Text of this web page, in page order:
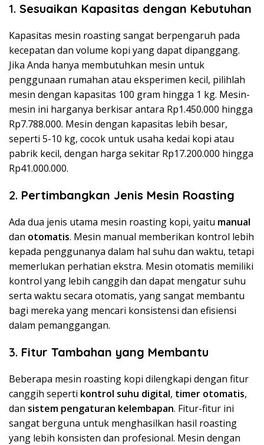
1. Sesuaikan Kapasitas dengan Kebutuhan
Kapasitas mesin roasting sangat berpengaruh pada
kecepatan dan volume kopi yang dapat dipanggang.
Jika Anda hanya membutuhkan mesin untuk
penggunaan rumahan atau eksperimen kecil, pilihlah
mesin dengan kapasitas 100 gram hingga 1 kg. Mesin-
mesin ini harganya berkisar antara Rp1.450.000 hingga
Rp7.788.000. Mesin dengan kapasitas lebih besar,
seperti 5-10 kg, cocok untuk usaha kedai kopi atau
pabrik kecil, dengan harga sekitar Rp17.200.000 hingga
Rp41.000.000.
2. Pertimbangkan Jenis Mesin Roasting
Ada dua jenis utama mesin roasting kopi, yaitu manual
dan otomatis. Mesin manual memberikan kontrol lebih
kepada penggunanya dalam hal suhu dan waktu, tetapi
memerlukan perhatian ekstra. Mesin otomatis memiliki
kontrol yang lebih canggih dan dapat mengatur suhu
serta waktu secara otomatis, yang sangat membantu
bagi mereka yang mencari konsistensi dan efisiensi
dalam pemanggangan.
3. Fitur Tambahan yang Membantu
Beberapa mesin roasting kopi dilengkapi dengan fitur
canggih seperti kontrol suhu digital, timer otomatis,
dan sistem pengaturan kelembapan. Fitur-fitur ini
sangat berguna untuk menghasilkan hasil roasting
yang lebih konsisten dan profesional. Mesin dengan